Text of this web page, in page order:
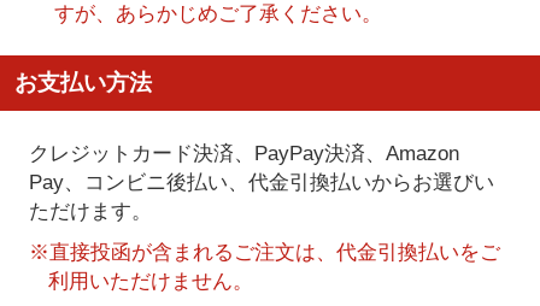
すが、あらかじめご了承ください。
お支払い方法
クレジットカード決済、PayPay決済、Amazon
Pay、コンビニ後払い、代金引換払いからお選びい
ただけます。
※直接投函が含まれるご注文は、代金引換払いをご
利用いただけません。